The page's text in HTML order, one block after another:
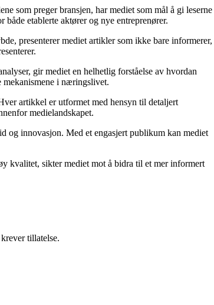
som preger bransjen, har mediet som mål å gi leserne
etablerte aktører og nye entreprenører.
presenterer mediet artikler som ikke bare informerer,
gir mediet en helhetlig forståelse av hvordan
mekanismene i næringslivet.
artikkel er utformet med hensyn til detaljert
medielandskapet.
og innovasjon. Med et engasjert publikum kan mediet
kvalitet, sikter mediet mot å bidra til et mer informert
tillatelse.